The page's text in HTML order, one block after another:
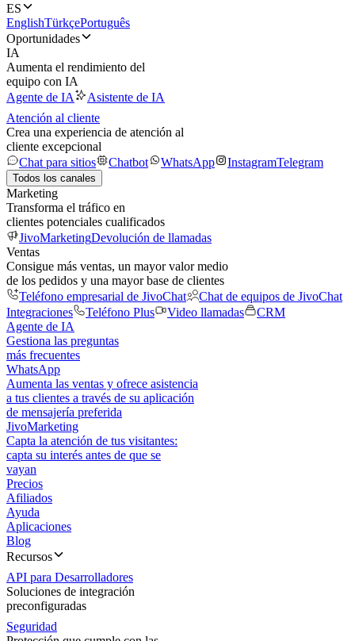
ES
EnglishTürkçePortuguês
Oportunidades
IA
Aumenta el rendimiento del
equipo con IA
Agente de IA
Asistente de IA
Atención al cliente
Crea una experiencia de atención al
cliente excepcional
Chat para sitios
Chatbot WhatsApp InstagramTelegram
Todos los canales
Marketing
Transforma el tráfico en
clientes potenciales cualificados
JivoMarketingDevolución de llamadas
Ventas
Consigue más ventas, un mayor valor medio
de los pedidos y una mayor base de clientes
Teléfono empresarial de JivoChat
Chat de equipos de JivoChat
Integraciones
Teléfono Plus Video llamadas
CRM
Agente de IA
Gestiona las preguntas
más frecuentes
WhatsApp
Aumenta las ventas y ofrece asistencia
a tus clientes a través de su aplicación
de mensajería preferida
JivoMarketing
Capta la atención de tus visitantes:
capta su interés antes de que se
vayan
Precios
Afiliados
Ayuda
Aplicaciones
Blog
Recursos
API para Desarrolladores
Soluciones de integración
preconfiguradas
Seguridad